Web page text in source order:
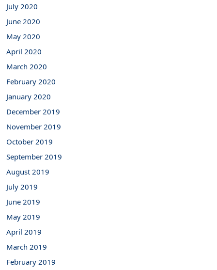
July 2020
June 2020
May 2020
April 2020
March 2020
February 2020
January 2020
December 2019
November 2019
October 2019
September 2019
August 2019
July 2019
June 2019
May 2019
April 2019
March 2019
February 2019